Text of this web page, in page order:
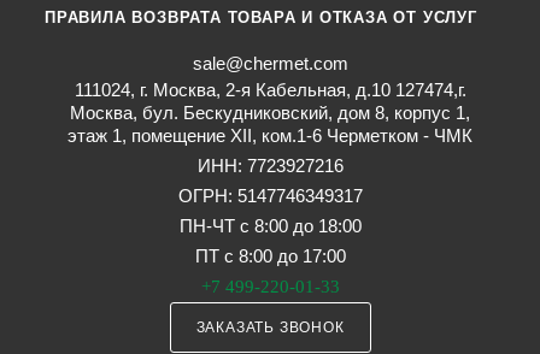
ПРАВИЛА ВОЗВРАТА ТОВАРА И ОТКАЗА ОТ УСЛУГ
sale@chermet.com
111024, г. Москва, 2-я Кабельная, д.10 127474,г.
Москва, бул. Бескудниковский, дом 8, корпус 1,
этаж 1, помещение XII, ком.1-6 Черметком - ЧМК
ИНН: 7723927216
ОГРН: 5147746349317
ПН-ЧТ с 8:00 до 18:00
ПТ с 8:00 до 17:00
+7 499-220-01-33
ЗАКАЗАТЬ ЗВОНОК